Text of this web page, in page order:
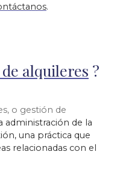
.
alquileres ?
o gestión de
administración de la
una práctica que
relacionadas con el